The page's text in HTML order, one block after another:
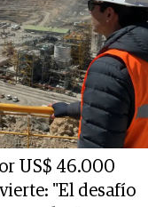
US$ 46.000
"El desafío